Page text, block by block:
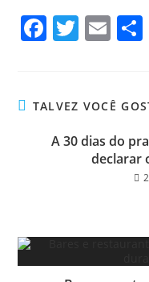
Fa
ok
T
er
E
TALVEZ VOCÊ
A 30 dias do
declarar